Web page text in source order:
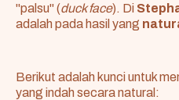
"palsu" (duck face). Di
adalah pada hasil yang
Berikut adalah kunci untuk
yang indah secara natural: